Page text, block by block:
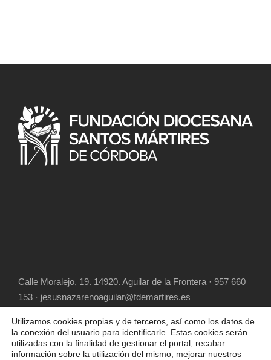
Calle Moralejo, 19. 14920. Aguilar de la Frontera · 957 660
153 · jesusnazarenoaguilar@fdemartires.es
Utilizamos cookies propias y de terceros, así como los datos de
la conexión del usuario para identificarle. Estas cookies serán
utilizadas con la finalidad de gestionar el portal, recabar
información sobre la utilización del mismo, mejorar nuestros